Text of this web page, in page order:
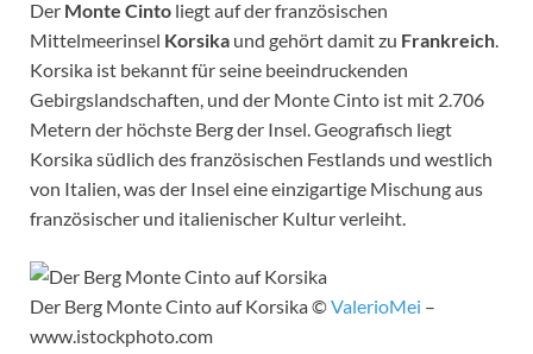
Der Monte Cinto liegt auf der französischen
Mittelmeerinsel Korsika und gehört damit zu Frankreich.
Korsika ist bekannt für seine beeindruckenden
Gebirgslandschaften, und der Monte Cinto ist mit 2.706
Metern der höchste Berg der Insel. Geografisch liegt
Korsika südlich des französischen Festlands und westlich
von Italien, was der Insel eine einzigartige Mischung aus
französischer und italienischer Kultur verleiht.
Der Berg Monte Cinto auf Korsika ©ValerioMei –
www.istockphoto.com